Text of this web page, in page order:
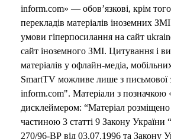
inform.com» — обов’язкові, крім
перекладів матеріалів іноземних
умови гіперпосилання на сайт
сайт іноземного ЗМІ. Цитування і
матеріалів у офлайн-медіа,
SmartTV можливе лише з письмової
inform.com". Матеріали з позначкою
дисклеймером: “Матеріал розміщено
частиною 3 статті 9 Закону
270/96-ВР від 03.07.1996 та Закону